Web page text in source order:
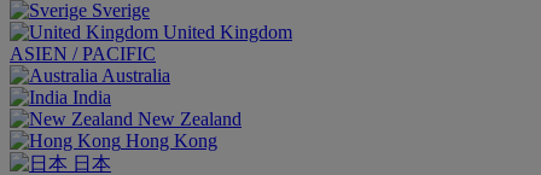
Sverige
United Kingdom
ASIEN / PACIFIC
Australia
India
New Zealand
Hong Kong
日本